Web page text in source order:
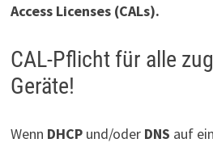
Access Licenses (CALs).
CAL-Pflicht für alle
Geräte!
Wenn DHCP und/oderDNS auf